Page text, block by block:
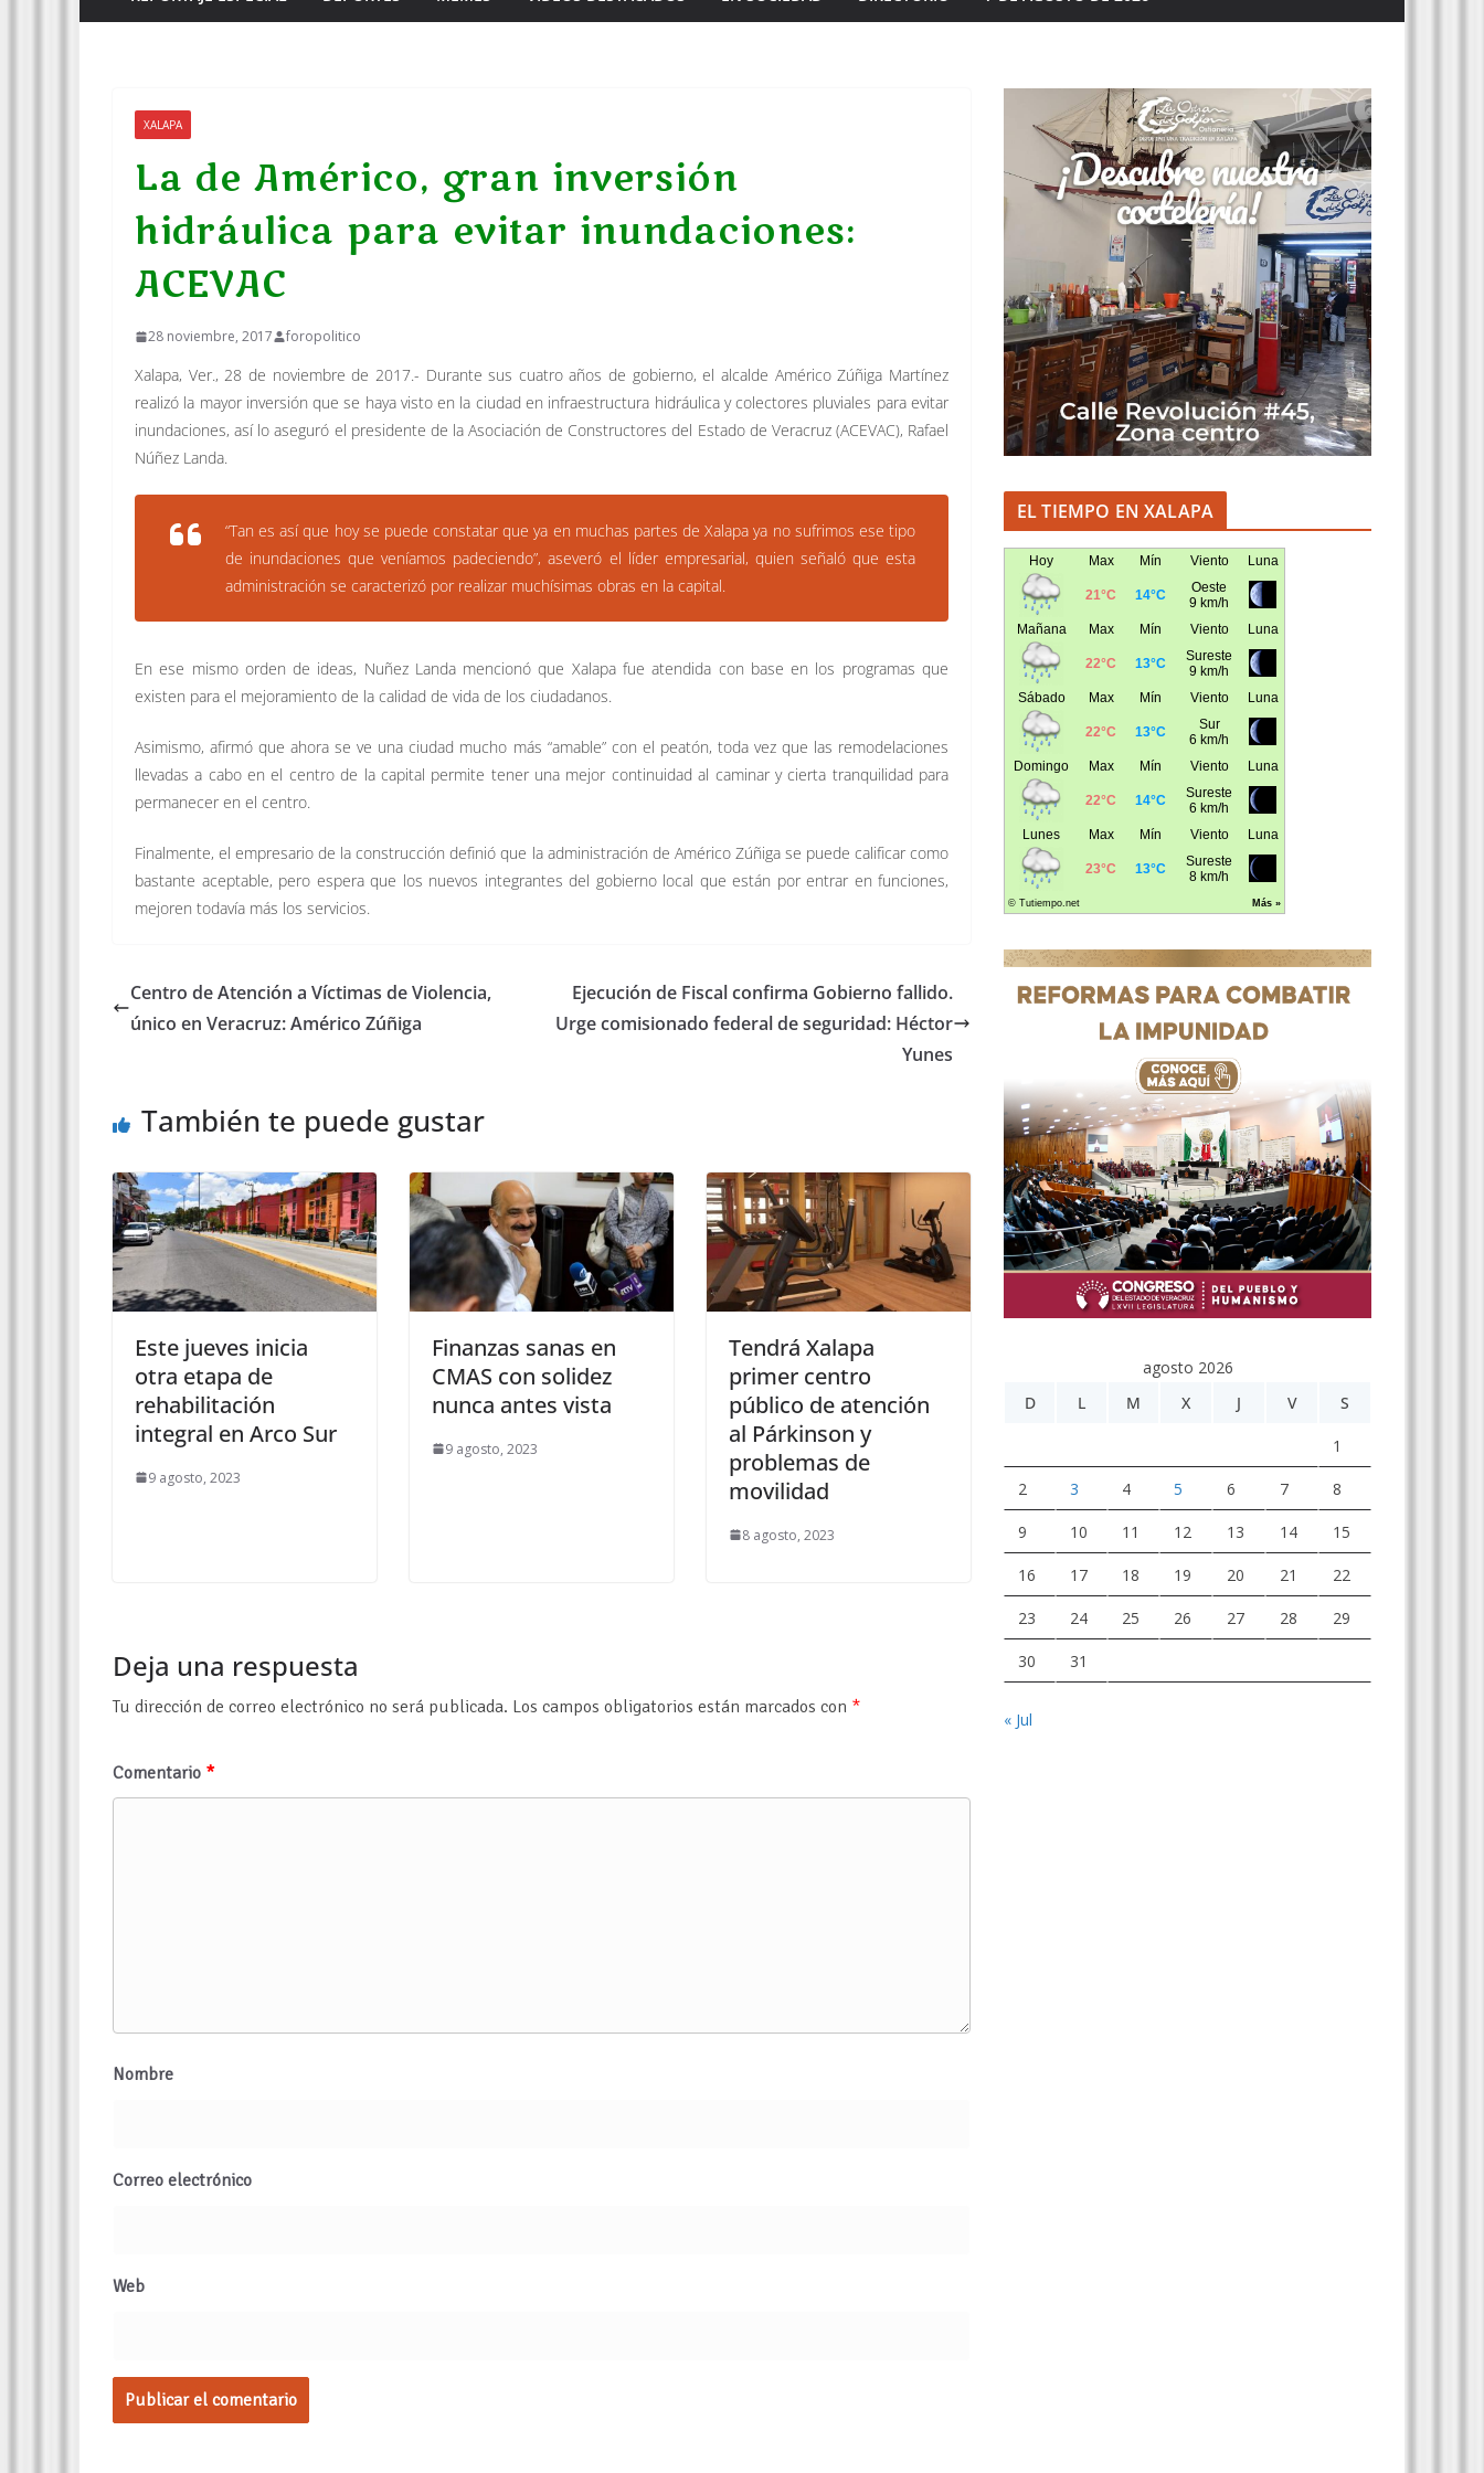
XALAPA
La de Américo, gran inversión
hidráulica para evitar inundaciones:
ACEVAC
28 noviembre, 2017 foropolitico
Xalapa, Ver., 28 de noviembre de 2017.- Durante sus cuatro años de gobierno, el alcalde Américo Zúñiga Martínez
realizó la mayor inversión que se haya visto en la ciudad en infraestructura hidráulica y colectores pluviales para evitar
inundaciones, así lo aseguró el presidente de la Asociación de Constructores del Estado de Veracruz (ACEVAC), Rafael
Núñez Landa.
“Tan es así que hoy se puede constatar que ya en muchas partes de Xalapa ya no sufrimos ese tipo
de inundaciones que veníamos padeciendo”, aseveró el líder empresarial, quien señaló que esta
administración se caracterizó por realizar muchísimas obras en la capital.
En ese mismo orden de ideas, Nuñez Landa mencionó que Xalapa fue atendida con base en los programas que
existen para el mejoramiento de la calidad de vida de los ciudadanos.
Asimismo, afirmó que ahora se ve una ciudad mucho más “amable” con el peatón, toda vez que las remodelaciones
llevadas a cabo en el centro de la capital permite tener una mejor continuidad al caminar y cierta tranquilidad para
permanecer en el centro.
Finalmente, el empresario de la construcción definió que la administración de Américo Zúñiga se puede calificar como
bastante aceptable, pero espera que los nuevos integrantes del gobierno local que están por entrar en funciones,
mejoren todavía más los servicios.
Centro de Atención a Víctimas de Violencia,
único en Veracruz: Américo Zúñiga
Ejecución de Fiscal confirma Gobierno fallido.
Urge comisionado federal de seguridad: Héctor
Yunes
También te puede gustar
Este jueves inicia
otra etapa de
rehabilitación
integral en Arco Sur
9 agosto, 2023
Finanzas sanas en
CMAS con solidez
nunca antes vista
9 agosto, 2023
Tendrá Xalapa
primer centro
público de atención
al Párkinson y
problemas de
movilidad
8 agosto, 2023
Deja una respuesta
Tu dirección de correo electrónico no será publicada. Los campos obligatorios están marcados con *
Comentario *
Nombre
Correo electrónico
Web
EL TIEMPO EN XALAPA
agosto 2026
D
L M X J V S
1
2 3 4 5 6 7 8
9 10 11 12 13 14 15
16 17 18 19 20 21 22
23 24 25 26 27 28 29
30 31
« Jul